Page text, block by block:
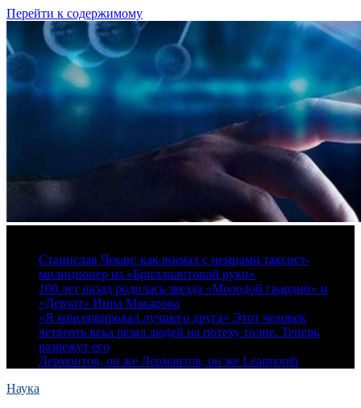
Перейти к содержимому
Станислав Чекан: как воевал с немцами таксист-
милиционер из «Бриллиантовой руки»
100 лет назад родилась звезда «Молодой гвардии» и
«Девчат» Инна Макарова
«Я консервировал лучшего друга» Этот человек
четверть века резал людей на потеху толпе. Теперь
разрежут его
Лермонтов, он же Лермантов, он же Learmonth
Наука